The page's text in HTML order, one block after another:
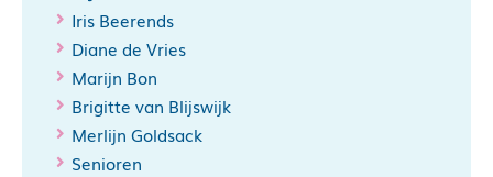
Iris Beerends
Diane de Vries
Marijn Bon
Brigitte van Blijswijk
Merlijn Goldsack
Senioren